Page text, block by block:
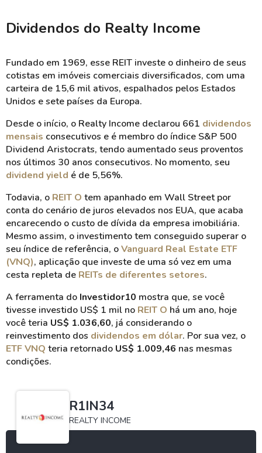
Dividendos do Realty Income
Fundado em 1969, esse REIT investe o dinheiro de seus
cotistas em imóveis comerciais diversificados, com uma
carteira de 15,6 mil ativos, espalhados pelos Estados
Unidos e sete países da Europa.
Desde o início, o Realty Income declarou 661 dividendos
mensais consecutivos e é membro do índice S&P 500
Dividend Aristocrats, tendo aumentado seus proventos
nos últimos 30 anos consecutivos. No momento, seu
dividend yield é de 5,56%.
Todavia, o REIT O tem apanhado em Wall Street por
conta do cenário de juros elevados nos EUA, que acaba
encarecendo o custo de dívida da empresa imobiliária.
Mesmo assim, o investimento tem conseguido superar o
seu índice de referência, oVanguard Real Estate ETF
(VNQ), aplicação que investe de uma só vez em uma
cesta repleta de REITs de diferentes setores.
A ferramenta do Investidor10 mostra que, se você
tivesse investido US$ 1 mil no REIT O há um ano, hoje
você teria US$ 1.036,60, já considerando o
reinvestimento dos dividendos em dólar. Por sua vez, o
ETF VNQ teria retornado US$ 1.009,46 nas mesmas
condições.
R1IN34
REALTY INCOME